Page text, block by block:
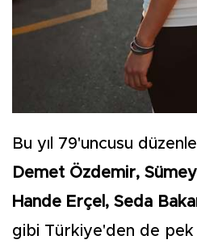
Bu yıl 79'uncusu
Demet Özdemir,
Hande Erçel, Seda
gibi Türkiye'den de pek